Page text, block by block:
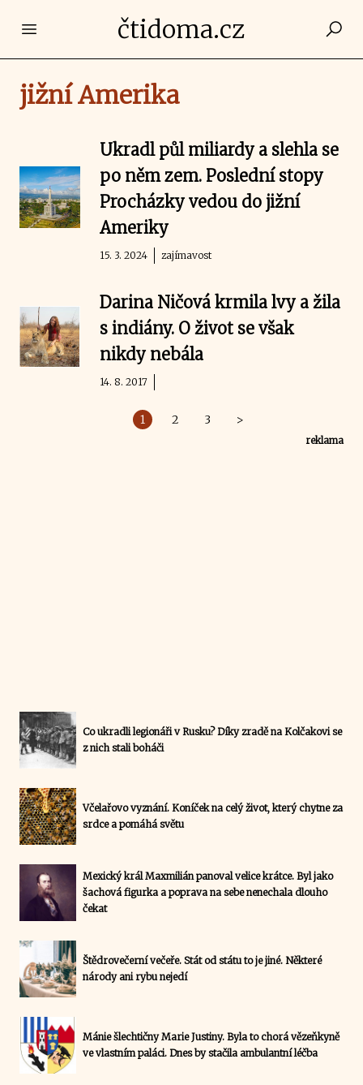
Open main menučtidoma.cz
jižní Amerika
Ukradl půl miliardy a slehla se
po něm zem. Poslední stopy
Procházky vedou do jižní
Ameriky
15. 3. 2024 zajímavost
Darina Ničová krmila lvy a žila
s indiány. O život se však
nikdy nebála
14. 8. 2017
1 2 3 >
reklama
Co ukradli legionáři v Rusku? Díky zradě na Kolčakovi se
z nich stali boháči
Včelařovo vyznání. Koníček na celý život, který chytne za
srdce a pomáhá světu
Mexický král Maxmilián panoval velice krátce. Byl jako
šachová figurka a poprava na sebe nenechala dlouho
čekat
Štědrovečerní večeře. Stát od státu to je jiné. Některé
národy ani rybu nejedí
Mánie šlechtičny Marie Justiny. Byla to chorá vězeňkyně
ve vlastním paláci. Dnes by stačila ambulantní léčba